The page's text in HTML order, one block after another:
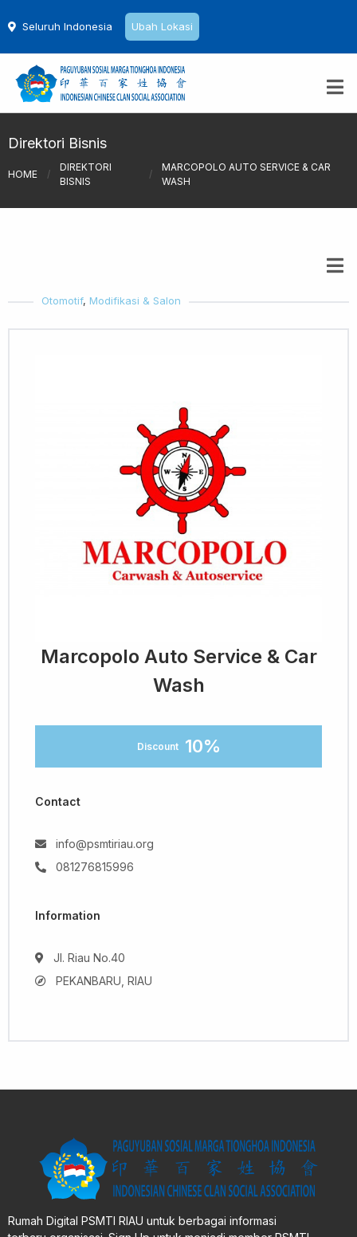
Seluruh Indonesia Ubah Lokasi
Direktori Bisnis
HOME /
DIREKTORI
BISNIS
/
MARCOPOLO AUTO SERVICE & CAR
WASH
Otomotif, Modifikasi & Salon
Marcopolo Auto Service & Car
Wash
Discount 10%
Contact
info@psmtiriau.org
081276815996
Information
Jl. Riau No.40
PEKANBARU, RIAU
Rumah Digital PSMTI RIAU untuk berbagai informasi